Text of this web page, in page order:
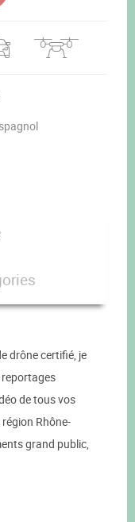
drône certifié, je
de tous vos
Rhône-
grand public,